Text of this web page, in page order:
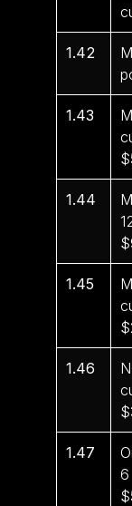
1.42
1.43
1.44
1.45
1.46
1.47